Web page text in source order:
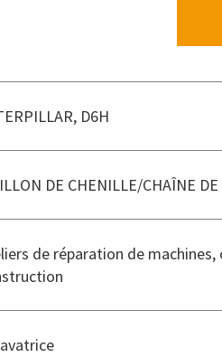
D6H
DE CHENILLE/CHAÎNE
de réparation de